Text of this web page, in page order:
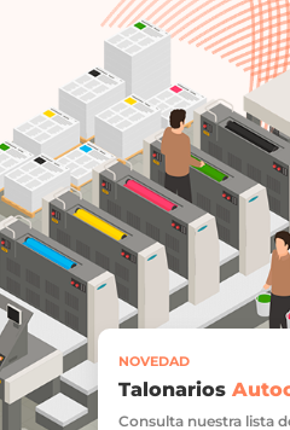
NOVEDAD
Talonarios
Consulta nuestra lista